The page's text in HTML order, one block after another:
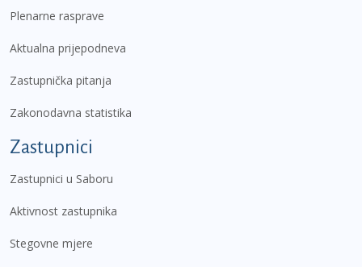
Plenarne rasprave
Aktualna prijepodneva
Zastupnička pitanja
Zakonodavna statistika
Zastupnici
Zastupnici u Saboru
Aktivnost zastupnika
Stegovne mjere